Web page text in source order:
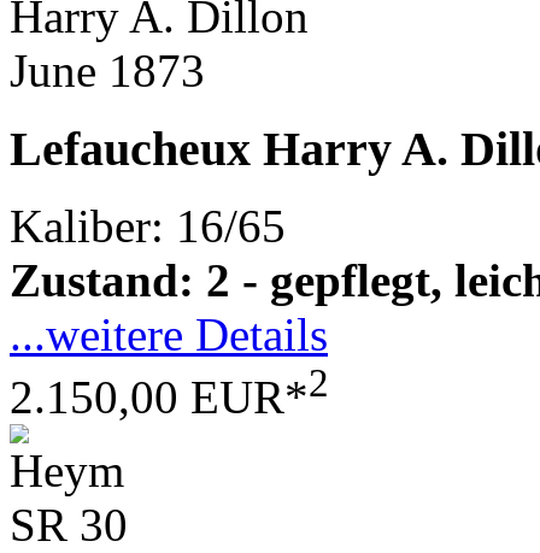
Lefaucheux Harry A.
Kaliber: 16/65
Zustand: 2 - gepflegt,
...weitere Details
2.150,00 EUR*2